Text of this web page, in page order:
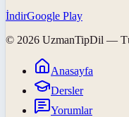
İndirGoogle Play
© 2026 UzmanTipDil —
Anasayfa
Dersler
Yorumlar